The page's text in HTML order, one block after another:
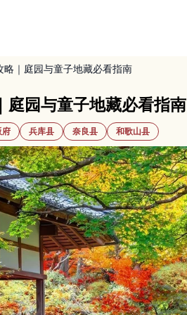
略｜庭园与童子地藏必看指南
庭园与童子地藏必看指南
府 兵库县 奈良县 和歌山县